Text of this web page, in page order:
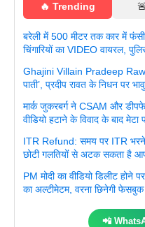
🔥 Trending
बरेली में 500 मीटर तक कार में
चिंगारियों का VIDEO वायरल,
Ghajini Villain Pradeep
पाती’, प्रदीप रावत के निधन पर
मार्क जुकरबर्ग ने CSAM और
वीडियो हटाने के विवाद के बाद मेटा
ITR Refund: समय पर ITR भरने
छोटी गलतियों से अटक सकता है
PM मोदी का वीडियो डिलीट होने
का अल्टीमेटम, वरना छिनेगी
📲